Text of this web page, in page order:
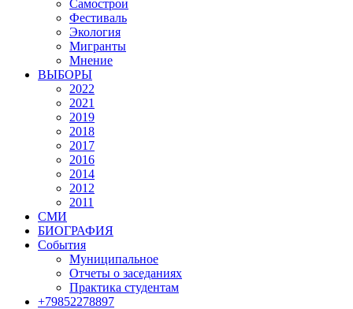
Самострои
Фестиваль
Экология
Мигранты
Мнение
ВЫБОРЫ
2022
2021
2019
2018
2017
2016
2014
2012
2011
СМИ
БИОГРАФИЯ
События
Муниципальное
Отчеты о заседаниях
Практика студентам
+79852278897